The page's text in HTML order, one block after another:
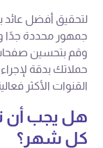
لتحقيق أفضل عائد
جمهور محددة جدًا
وقم بتحسين صفحات
حملاتك بدقة
القنوات الأكثر
هل يجب أن
كل شهر؟